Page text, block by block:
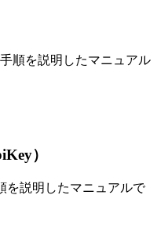
順を説明したマニュアル
）
を説明したマニュアルで